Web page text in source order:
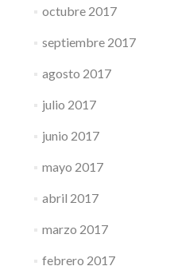
octubre 2017
septiembre 2017
agosto 2017
julio 2017
junio 2017
mayo 2017
abril 2017
marzo 2017
febrero 2017